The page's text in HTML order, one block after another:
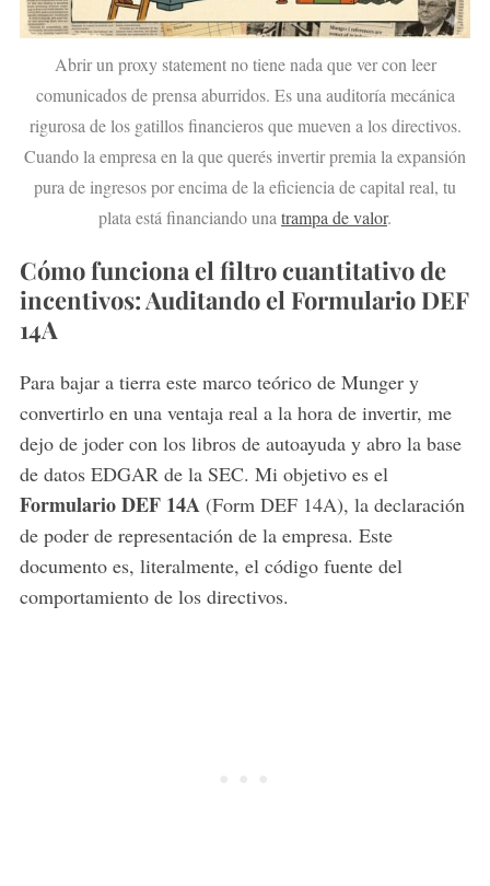
Abrir un proxy statement no tiene nada que ver con leer
comunicados de prensa aburridos. Es una auditoría mecánica
rigurosa de los gatillos financieros que mueven a los directivos.
Cuando la empresa en la que querés invertir premia la expansión
pura de ingresos por encima de la eficiencia de capital real, tu
plata está financiando unatrampa de valor.
Cómo funciona el filtro cuantitativo de
incentivos: Auditando el Formulario DEF
14A
Para bajar a tierra este marco teórico de Munger y
convertirlo en una ventaja real a la hora de invertir, me
dejo de joder con los libros de autoayuda y abro la base
de datos EDGAR de la SEC. Mi objetivo es el
Formulario DEF 14A (Form DEF 14A), la declaración
de poder de representación de la empresa. Este
documento es, literalmente, el código fuente del
comportamiento de los directivos.